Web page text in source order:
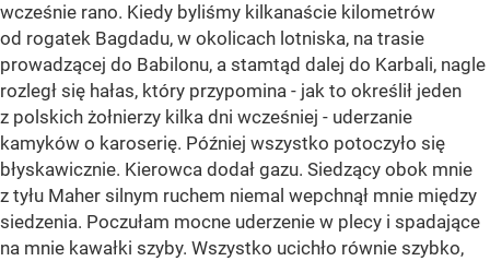
wcześnie rano. Kiedy byliśmy kilkanaście kilometrów
od rogatek Bagdadu, w okolicach lotniska, na trasie
prowadzącej do Babilonu, a stamtąd dalej do Karbali, nagle
rozległ się hałas, który przypomina - jak to określił jeden
z polskich żołnierzy kilka dni wcześniej - uderzanie
kamyków o karoserię. Później wszystko potoczyło się
błyskawicznie. Kierowca dodał gazu. Siedzący obok mnie
z tyłu Maher silnym ruchem niemal wepchnął mnie między
siedzenia. Poczułam mocne uderzenie w plecy i spadające
na mnie kawałki szyby. Wszystko ucichło równie szybko,